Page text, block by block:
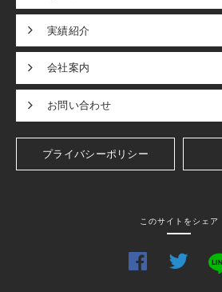
実績紹介
会社案内
お問い合わせ
プライバシーポリシー
このサイトをシェア